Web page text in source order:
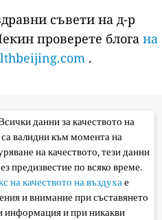
съвети на д-р
проверете блога на
.
данни за качеството на
валидни към момента на
на качеството, тези данни
предизвестие по всяко време.
на качеството на въздухае
и внимание при съставянето
информация и при никакви